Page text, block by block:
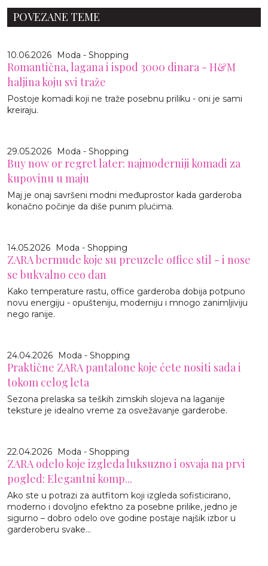
POVEZANE TEME
10.06.2026 Moda - Shopping
Romantična, lagana i ispod 3000 dinara - H&M
haljina koju svi traže
Postoje komadi koji ne traže posebnu priliku - oni je sami
kreiraju.
29.05.2026 Moda - Shopping
Buy now or regret later: najmoderniji komadi za
kupovinu u maju
Maj je onaj savršeni modni međuprostor kada garderoba
konačno počinje da diše punim plućima.
14.05.2026 Moda - Shopping
ZARA bermude koje su preuzele office stil - i nose
se bukvalno ceo dan
Kako temperature rastu, office garderoba dobija potpuno
novu energiju - opušteniju, moderniju i mnogo zanimljiviju
nego ranije.
24.04.2026 Moda - Shopping
Praktične ZARA pantalone koje ćete nositi sada i
tokom celog leta
Sezona prelaska sa teških zimskih slojeva na laganije
teksture je idealno vreme za osvežavanje garderobe.
22.04.2026 Moda - Shopping
ZARA odelo koje izgleda luksuzno i osvaja na prvi
pogled: Elegantni komp...
Ako ste u potrazi za autfitom koji izgleda sofisticirano,
moderno i dovoljno efektno za posebne prilike, jedno je
sigurno – dobro odelo ove godine postaje najšik izbor u
garderoberu svake...